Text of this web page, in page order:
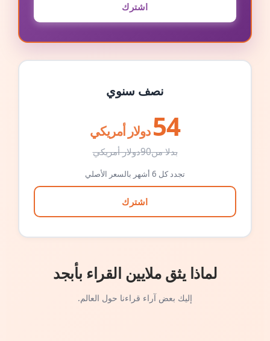
اشترك
نصف سنوي
54 دولار أمريكي
بدلا من90دولار أمريكي
تجدد كل 6 أشهر بالسعر الأصلي
اشترك
لماذا يثق ملايين القراء بأبجد
إليك بعض آراء قراءنا حول العالم.